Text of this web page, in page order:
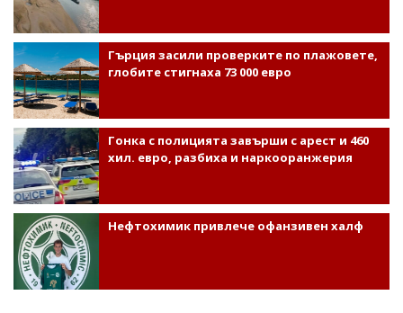
Гърция засили проверките по плажовете,
глобите стигнаха 73 000 евро
Гонка с полицията завърши с арест и 460
хил. евро, разбиха и наркооранжерия
Нефтохимик привлече офанзивен халф